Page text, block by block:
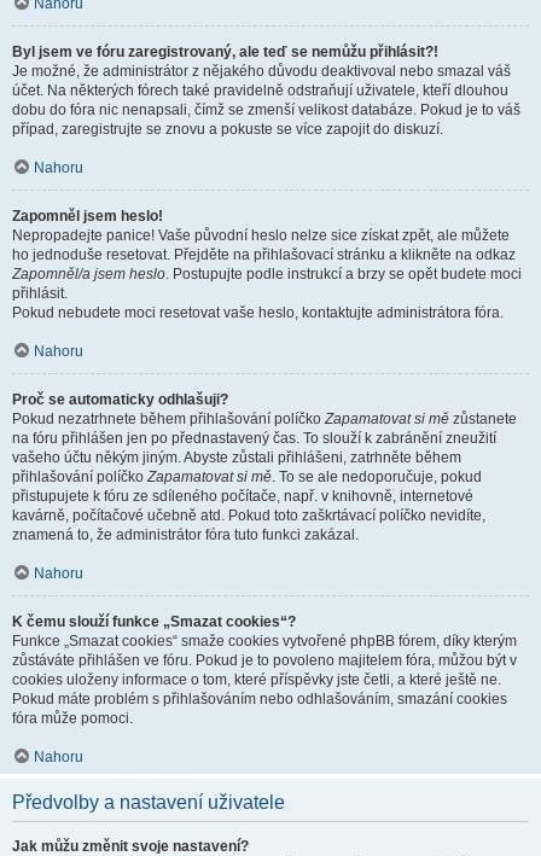
Nahoru
Byl jsem ve fóru zaregistrovaný, ale teď se nemůžu přihlásit?!
Je možné, že administrátor z nějakého důvodu deaktivoval nebo smazal váš
účet. Na některých fórech také pravidelně odstraňují uživatele, kteří dlouhou
dobu do fóra nic nenapsali, čímž se zmenší velikost databáze. Pokud je to váš
případ, zaregistrujte se znovu a pokuste se více zapojit do diskuzí.
Nahoru
Zapomněl jsem heslo!
Nepropadejte panice! Vaše původní heslo nelze sice získat zpět, ale můžete
ho jednoduše resetovat. Přejděte na přihlašovací stránku a klikněte na odkaz
Zapomněl/a jsem heslo. Postupujte podle instrukcí a brzy se opět budete moci
přihlásit.
Pokud nebudete moci resetovat vaše heslo, kontaktujte administrátora fóra.
Nahoru
Proč se automaticky odhlašuji?
Pokud nezatrhnete během přihlašování políčkoZapamatovat si mě zůstanete
na fóru přihlášen jen po přednastavený čas. To slouží k zabránění zneužití
vašeho účtu někým jiným. Abyste zůstali přihlášeni, zatrhněte během
přihlašování políčkoZapamatovat si mě. To se ale nedoporučuje, pokud
přistupujete k fóru ze sdíleného počítače, např. v knihovně, internetové
kavárně, počítačové učebně atd. Pokud toto zaškrtávací políčko nevidíte,
znamená to, že administrátor fóra tuto funkci zakázal.
Nahoru
K čemu slouží funkce „Smazat cookies“?
Funkce „Smazat cookies“ smaže cookies vytvořené phpBB fórem, díky kterým
zůstáváte přihlášen ve fóru. Pokud je to povoleno majitelem fóra, můžou být v
cookies uloženy informace o tom, které příspěvky jste četli, a které ještě ne.
Pokud máte problém s přihlašováním nebo odhlašováním, smazání cookies
fóra může pomoci.
Nahoru
Předvolby a nastavení uživatele
Jak můžu změnit svoje nastavení?